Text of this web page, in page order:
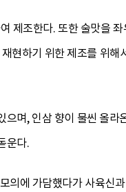
제조한다. 또한 술맛을
현하기 위한 제조를 위해
며, 인삼 향이 물씬 올라
운다.
의에 가담했다가 사육신